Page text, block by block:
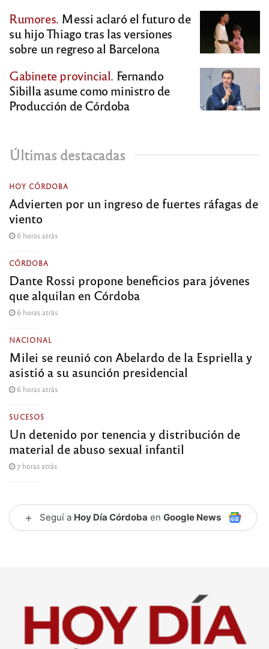
Rumores. Messi aclaró el futuro de
su hijo Thiago tras las versiones
sobre un regreso al Barcelona
Gabinete provincial. Fernando
Sibilla asume como ministro de
Producción de Córdoba
Últimas destacadas
HOY CÓRDOBA
Advierten por un ingreso de fuertes ráfagas de
viento
6 horas atrás
CÓRDOBA
Dante Rossi propone beneficios para jóvenes
que alquilan en Córdoba
6 horas atrás
NACIONAL
Milei se reunió con Abelardo de la Espriella y
asistió a su asunción presidencial
6 horas atrás
SUCESOS
Un detenido por tenencia y distribución de
material de abuso sexual infantil
7 horas atrás
+ Seguí a Hoy Día Córdoba en Google News